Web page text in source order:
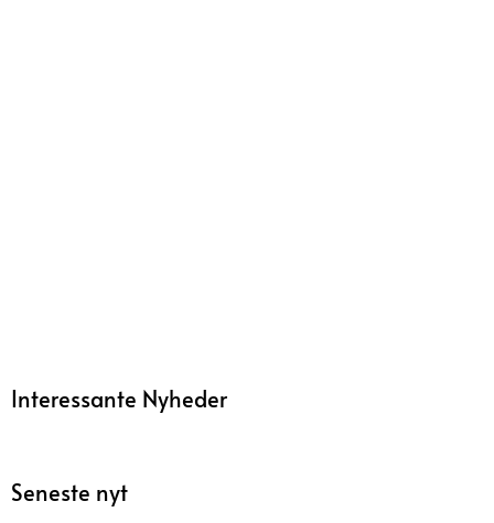
Interessante Nyheder
Seneste nyt